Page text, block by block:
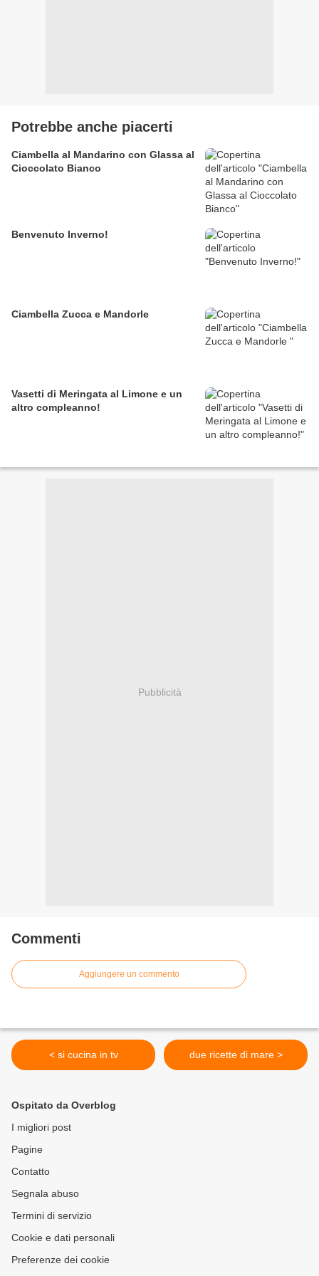
Potrebbe anche piacerti
Ciambella al Mandarino con Glassa al
Cioccolato Bianco
Benvenuto Inverno!
Ciambella Zucca e Mandorle
Vasetti di Meringata al Limone e un
altro compleanno!
Pubblicità
Commenti
Aggiungere un commento
< si cucina in tv due ricette di mare >
Ospitato da Overblog
I migliori post
Pagine
Contatto
Segnala abuso
Termini di servizio
Cookie e dati personali
Preferenze dei cookie